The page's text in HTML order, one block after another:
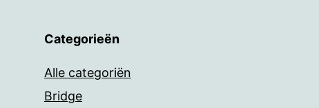
Categorieën
Alle categoriën
Bridge